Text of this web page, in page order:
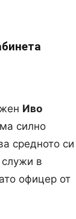
Иво
силно
средното си
служи в
офицер от